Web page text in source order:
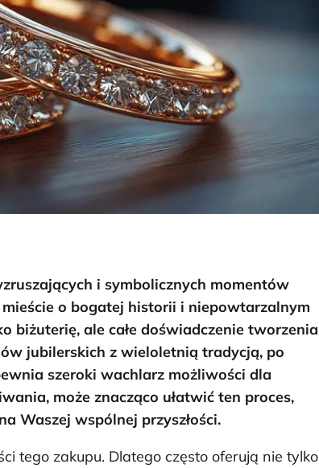
i symbolicznych momentów
o bogatej historii i niepowtarzalnym
biżuterię, ale całe doświadczenie tworzenia
jubilerskich z wieloletnią tradycją, po
szeroki wachlarz możliwości dla
może znacząco ułatwić ten proces,
Waszej wspólnej przyszłości.
tego zakupu. Dlatego często oferują nie tylko